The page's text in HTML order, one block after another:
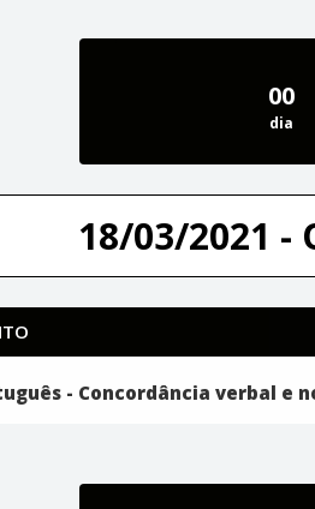
00
dia
18/03/2021 -
- Concordância verbal e